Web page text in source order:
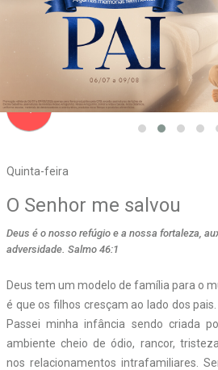
Quinta-feira
navigate_before
O Senhor me salvou
Deus é o nosso refúgio e a nossa fortaleza,
adversidade. Salmo 46:1
Deus tem um modelo de família para o
é que os filhos cresçam ao lado dos
Passei minha infância sendo criada
ambiente cheio de ódio, rancor,
nos relacionamentos intrafamiliares.